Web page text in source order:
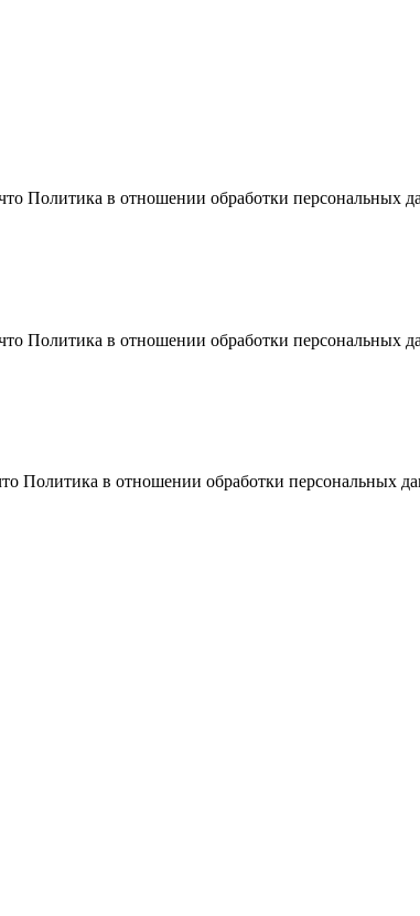
Политика в отношении обработки персональных
Политика в отношении обработки персональных
Политика в отношении обработки персональных